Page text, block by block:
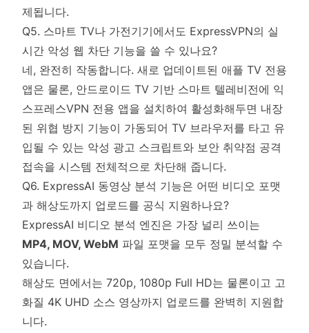
제됩니다.
Q5. 스마트 TV나 가전기기에서도 ExpressVPN의 실
시간 악성 웹 차단 기능을 쓸 수 있나요?
네, 완전히 작동합니다. 새로 업데이트된 애플 TV 전용
앱은 물론, 안드로이드 TV 기반 스마트 텔레비전에 익
스프레스VPN 전용 앱을 설치하여 활성화해두면 내장
된 위협 방지 기능이 가동되어 TV 브라우저를 타고 유
입될 수 있는 악성 광고 스크립트와 보안 취약점 공격
접속을 시스템 전체적으로 차단해 줍니다.
Q6. ExpressAI 동영상 분석 기능은 어떤 비디오 포맷
과 해상도까지 업로드를 공식 지원하나요?
ExpressAI 비디오 분석 엔진은 가장 널리 쓰이는
MP4, MOV, WebM 파일 포맷을 모두 정밀 분석할 수
있습니다.
해상도 면에서는 720p, 1080p Full HD는 물론이고 고
화질 4K UHD 소스 영상까지 업로드를 완벽히 지원합
니다.